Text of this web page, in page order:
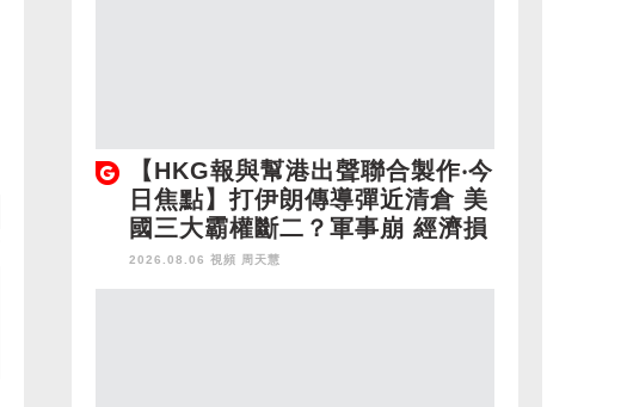
【HKG報與幫港出聲聯合製作‧今
日焦點】打伊朗傳導彈近清倉 美
國三大霸權斷二？軍事崩 經濟損
2026.08.06 視頻 周天慧